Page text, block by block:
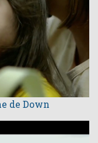
de Down